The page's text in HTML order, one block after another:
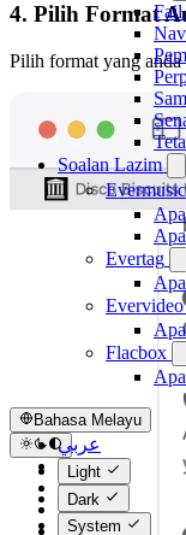
Fail
Soalan Lazim
Evermusic
Evertag
Evervideo
Flacbox
Bahasa Melayu
عربي
Català
Čeština
Dansk
Deutsch
Light
Dark
System
4. Pilih Format
Pilih format yang